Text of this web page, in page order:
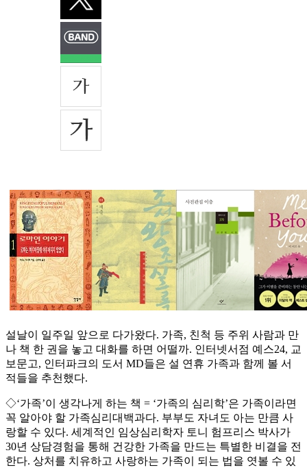
설날이 일주일 앞으로 다가왔다. 가족, 친척 등 주위 사람과 만
나 책 한 권을 놓고 대화를 하면 어떨까. 인터넷서점 예스24, 교
보문고, 인터파크의 도서 MD들은 설 연휴 가족과 함께 볼 서
적들을 추천했다.
◇‘가족’이 생각나게 하는 책 = ‘가족의 심리학’은 가족이라면
꼭 알아야 할 가족심리대백과다. 부부도 자녀도 아는 만큼 사
랑할 수 있다. 세계적인 임상심리학자 토니 험프리스 박사가
30년 상담경험을 통해 건강한 가족을 만드는 특별한 비결을 전
한다. 상처를 치유하고 사랑하는 가족이 되는 법을 엿볼 수 있